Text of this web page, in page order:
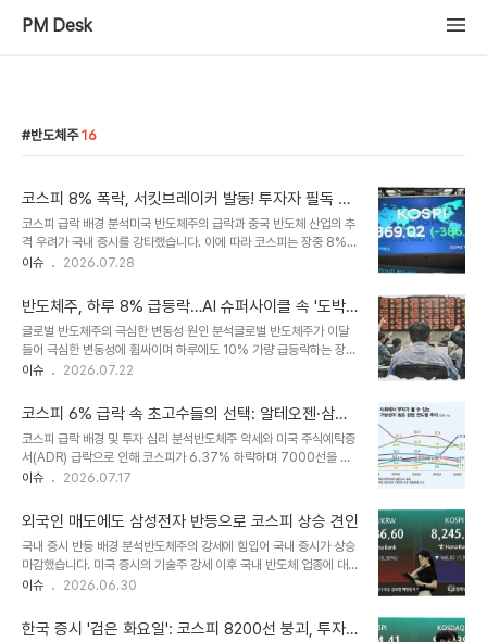
PM Desk
반도체주 16
코스피 8% 폭락, 서킷브레이커 발동! 투자자 필독 사
항
코스피 급락 배경 분석미국 반도체주의 급락과 중국 반도체 산업의 추
격 우려가 국내 증시를 강타했습니다. 이에 따라 코스피는 장중 8%
이상 폭락하며 투자 심리가 크게 위축되었습니다. 투매 현상이 이어지
코스피 시장에서는 거래가 일시 중단되는 서킷브레이커까지 작동했습
니다. 매도 사이드카 및 서킷브레이커 발동 현황이날 오전 10시 20분
기준 코스피는 전 거래일 대비 8% 이상 급락하며 6,200선으로 주저
앉았습니다. 개장 직후 매도 사이드카가 발동되었으며, 이는 올해 들어
42번째 사이드카이자 22번째 매도 사이드카입니다. 또한, 코스피가
동되었습니다. 외국인 및 기..
이슈 2026.07.28
반도체주, 하루 8% 급등락…AI 슈퍼사이클 속 '도박
장' 변동성 심화
글로벌 반도체주의 극심한 변동성 원인 분석글로벌 반도체주가 이달
들어 극심한 변동성에 휩싸이며 하루에도 10% 가량 급등락하는 장세
를 연출하고 있습니다. 인공지능(AI) 메모리 슈퍼사이클로 사상 최대
고 있습니다. 이는 시장 전체의 변동성과 비교했을 때 확연히 큰 수치
로, 투자자들의 불안감을 증폭시키고 있습니다. 변동성 확대의 주요 요
인과 전문가 진단국내에서는 단일 종목 레버리지 상장지수펀드(ETF)
의 리밸런싱 수요가 변동성을 증폭시키는 요인으로 지목되고 있습니
다. 그러나 전문가들은 글로벌 반도체 업황 자체의 변동성이 최근 변동
기대와 밸류에이션 논쟁이 변동성의 뿌리..
이슈 2026.07.22
코스피 6% 급락 속 초고수들의 선택: 알테오젠·삼성
전자 매수, SK하이닉스 매도 전략 분석
코스피 급락 배경 및 투자 심리 분석반도체주 약세와 미국 주식예탁증
서(ADR) 급락으로 인해 코스피가 6.37% 하락하며 7000선을 내
주었습니다. 이러한 시장 상황 속에서 투자자들의 심리가 크게 위축되
니다. 초고수 투자자들의 순매수 및 순매도 종목 분석미래에셋증권의
고수익 투자자들은 알테오젠과 삼성전자, 삼성전자우를 순매수 상위
종목으로 기록했습니다. 반면, SK하이닉스는 가장 많이 매도한 종목
으로 나타났습니다. 이는 시장의 변동성 속에서 투자자들이 특정 종목
에 대한 전략적 판단을 내렸음을 보여줍니다. 알테오젠, 삼성전자, SK
도 불구하고 저가 매수 수요가 유입..
이슈 2026.07.17
외국인 매도에도 삼성전자 반등으로 코스피 상승 견인
국내 증시 반등 배경 분석반도체주의 강세에 힘입어 국내 증시가 상승
마감했습니다. 미국 증시의 기술주 강세 이후 국내 반도체 업종에 대한
투자 심리가 개선되었습니다. 외국인의 매도세에도 불구하고 가계 자
가증권시장에서 외국인은 3조 6천억 원을 순매도하며 매도세를 이어
갔습니다. 연기금 또한 매도 우위를 보였으나, ETF를 통한 가계 자금
이슈 2026.06.30
한국 증시 '검은 화요일': 코스피 8200선 붕괴, 투자